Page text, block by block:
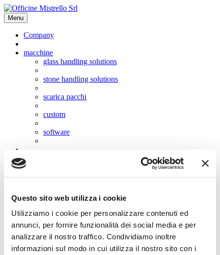
Questo sito web utilizza i cookie
Utilizziamo i cookie per personalizzare contenuti ed
annunci, per fornire funzionalità dei social media e per
analizzare il nostro traffico. Condividiamo inoltre
informazioni sul modo in cui utilizza il nostro sito con i
Menu
Company
macchine
glass handling solutions
stone handling solutions
scarica pacchi
custom
software
video
news
lavora con noi
contatti